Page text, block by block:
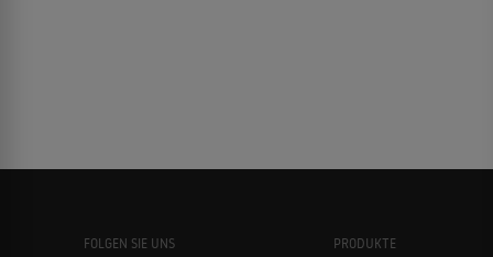
FOLGEN SIE UNS
PRODUKTE